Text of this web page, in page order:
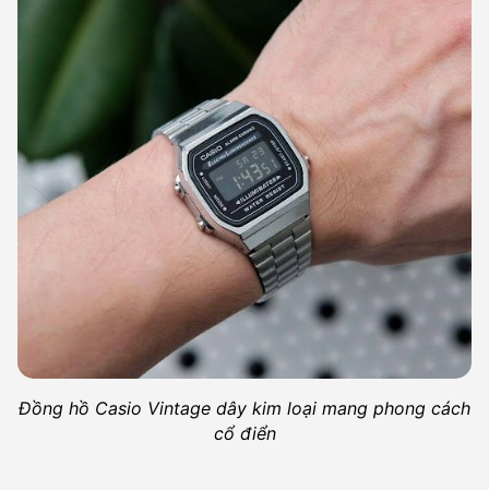
Đồng hồ Casio Vintage dây kim loại mang phong cách
cổ điển